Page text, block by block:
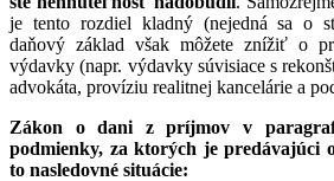
je tento rozdiel kladný (nejedná sa o
daňový základ však môžete znížiť o
výdavky (napr. výdavky súvisiace s
advokáta, províziu realitnej kancelárie a
Zákon o dani z príjmov v
podmienky, za ktorých je predávajúci
to nasledovné situácie: